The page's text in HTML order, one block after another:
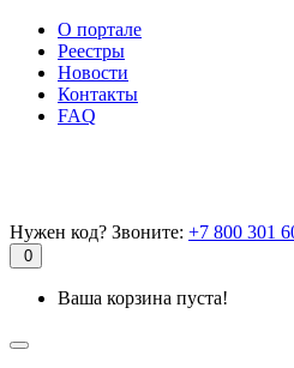
О портале
Реестры
Новости
Контакты
FAQ
Нужен код? Звоните: +7 800 301
0
Ваша корзина пуста!